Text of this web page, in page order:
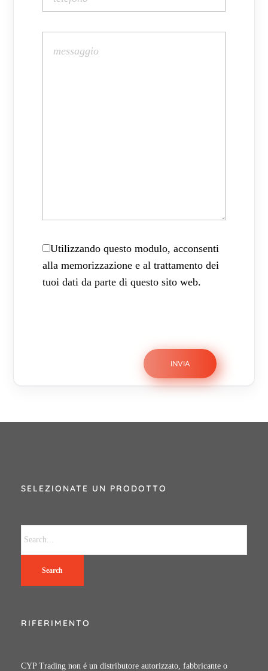
Utilizzando questo modulo, acconsenti
alla memorizzazione e al trattamento dei
tuoi dati da parte di questo sito web.
SELEZIONATE UN PRODOTTO
Search
RIFERIMENTO
CYP Trading non é un distributore autorizzato, fabbricante o